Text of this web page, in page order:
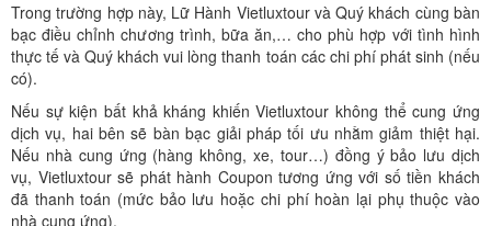
Trong trường hợp này, Lữ Hành Vietluxtour và Quý khách cùng bàn
bạc điều chỉnh chương trình, bữa ăn,… cho phù hợp với tình hình
thực tế và Quý khách vui lòng thanh toán các chi phí phát sinh (nếu
có).
Nếu sự kiện bất khả kháng khiến Vietluxtour không thể cung ứng
dịch vụ, hai bên sẽ bàn bạc giải pháp tối ưu nhằm giảm thiệt hại.
Nếu nhà cung ứng (hàng không, xe, tour…) đồng ý bảo lưu dịch
vụ, Vietluxtour sẽ phát hành Coupon tương ứng với số tiền khách
đã thanh toán (mức bảo lưu hoặc chi phí hoàn lại phụ thuộc vào
nhà cung ứng).